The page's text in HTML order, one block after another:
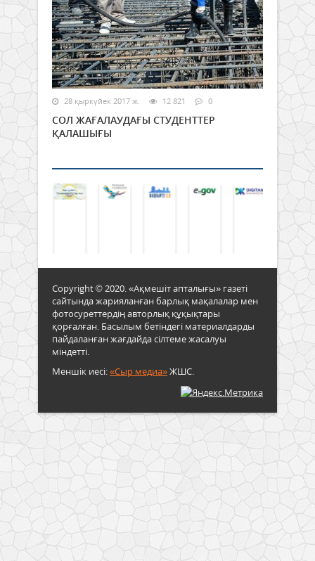
28 қыркүйек 2017 ж. 12 821 0
СОЛ ЖАҒАЛАУДАҒЫ СТУДЕНТТЕР
ҚАЛАШЫҒЫ
Copyright © 2020. «Ақмешіт апталығы» газеті
сайтында жарияланған барлық мақалалар мен
фотосуреттердің авторлық құқықтары
қорғалған. Басылым бетіндегі материалдарды
пайдаланған жағдайда сілтеме жасалуы
міндетті.
Меншік иесі:«Сыр медиа»ЖШС.